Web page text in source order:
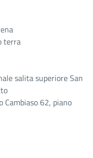
terra
salita superiore San
Cambiaso 62, piano